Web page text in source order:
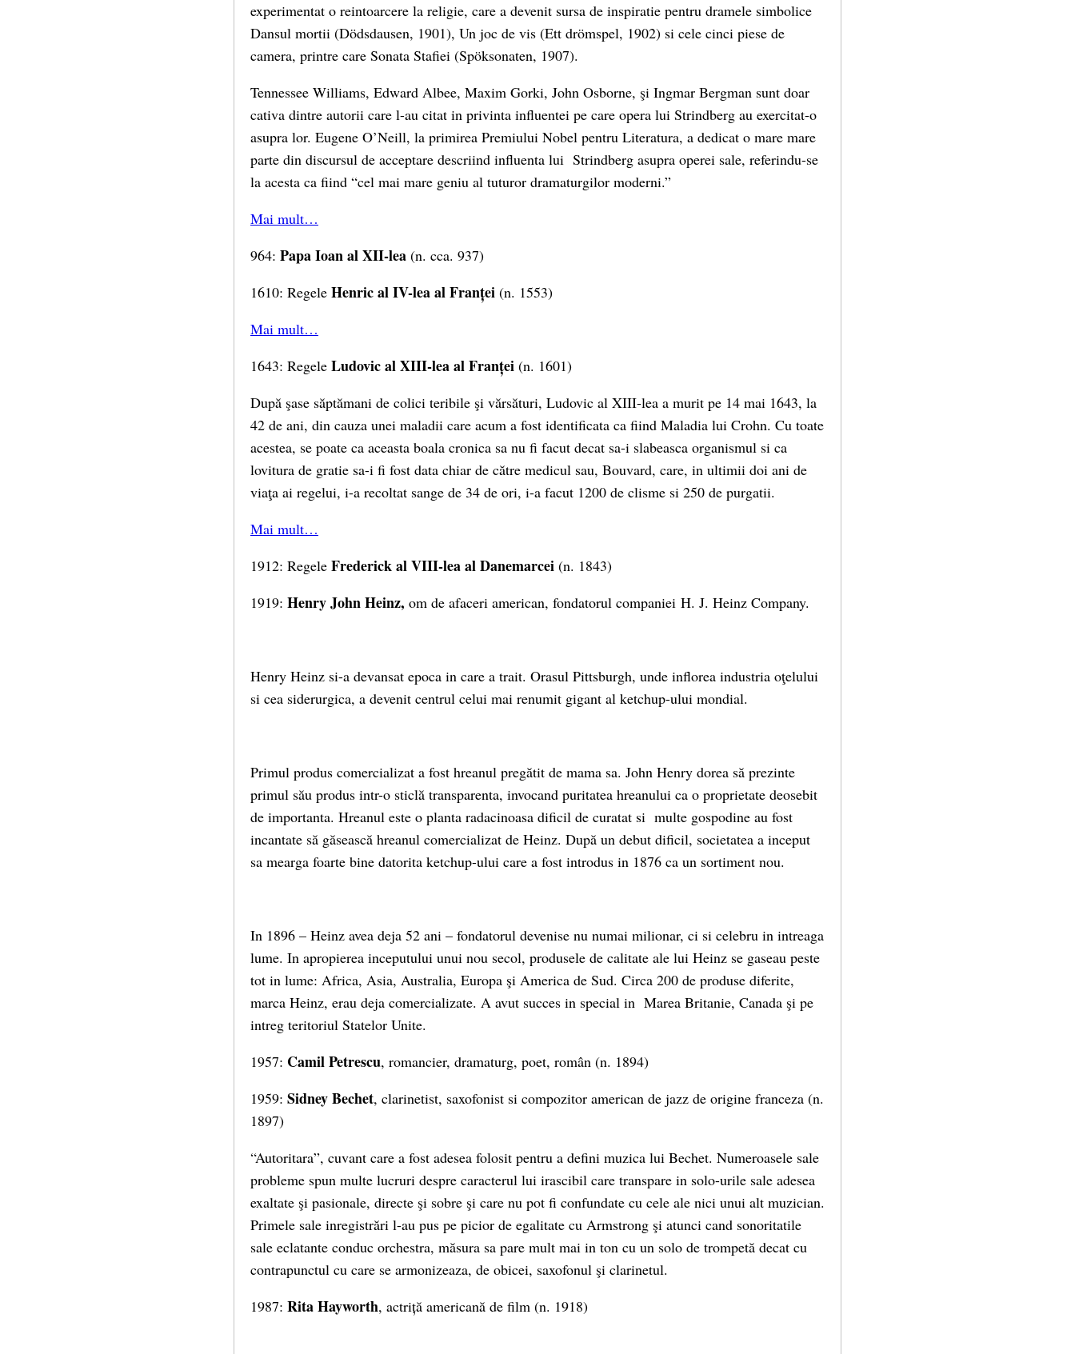
experimentat o reintoarcere la religie, care a devenit sursa de inspiratie pentru dramele simbolice
Dansul mortii (Dödsdausen, 1901), Un joc de vis (Ett drömspel, 1902) si cele cinci piese de
camera, printre care Sonata Stafiei (Spöksonaten, 1907).
Tennessee Williams, Edward Albee, Maxim Gorki, John Osborne, şi Ingmar Bergman sunt doar
cativa dintre autorii care l-au citat in privinta influentei pe care opera lui Strindberg au exercitat-o
asupra lor. Eugene O’Neill, la primirea Premiului Nobel pentru Literatura, a dedicat o mare mare
parte din discursul de acceptare descriind influenta lui Strindberg asupra operei sale, referindu-se
la acesta ca fiind “cel mai mare geniu al tuturor dramaturgilor moderni.”
Mai mult…
964: Papa Ioan al XII-lea (n. cca. 937)
1610: Regele Henric al IV-lea al Franței (n. 1553)
Mai mult…
1643: Regele Ludovic al XIII-lea al Franței (n. 1601)
După şase săptămani de colici teribile şi vărsături, Ludovic al XIII-lea a murit pe 14 mai 1643, la
42 de ani, din cauza unei maladii care acum a fost identificata ca fiind Maladia lui Crohn. Cu toate
acestea, se poate ca aceasta boala cronica sa nu fi facut decat sa-i slabeasca organismul si ca
lovitura de gratie sa-i fi fost data chiar de către medicul sau, Bouvard, care, in ultimii doi ani de
viaţa ai regelui, i-a recoltat sange de 34 de ori, i-a facut 1200 de clisme si 250 de purgatii.
Mai mult…
1912: Regele Frederick al VIII-lea al Danemarcei (n. 1843)
1919: Henry John Heinz, om de afaceri american, fondatorul companiei H. J. Heinz Company.
Henry Heinz si-a devansat epoca in care a trait. Orasul Pittsburgh, unde inflorea industria oţelului
si cea siderurgica, a devenit centrul celui mai renumit gigant al ketchup-ului mondial.
Primul produs comercializat a fost hreanul pregătit de mama sa. John Henry dorea să prezinte
primul său produs intr-o sticlă transparenta, invocand puritatea hreanului ca o proprietate deosebit
de importanta. Hreanul este o planta radacinoasa dificil de curatat si multe gospodine au fost
incantate să găsească hreanul comercializat de Heinz. După un debut dificil, societatea a inceput
sa mearga foarte bine datorita ketchup-ului care a fost introdus in 1876 ca un sortiment nou.
In 1896 – Heinz avea deja 52 ani – fondatorul devenise nu numai milionar, ci si celebru in intreaga
lume. In apropierea inceputului unui nou secol, produsele de calitate ale lui Heinz se gaseau peste
tot in lume: Africa, Asia, Australia, Europa şi America de Sud. Circa 200 de produse diferite,
marca Heinz, erau deja comercializate. A avut succes in special in Marea Britanie, Canada şi pe
intreg teritoriul Statelor Unite.
1957: Camil Petrescu, romancier, dramaturg, poet, român (n. 1894)
1959: Sidney Bechet, clarinetist, saxofonist si compozitor american de jazz de origine franceza (n.
1897)
“Autoritara”, cuvant care a fost adesea folosit pentru a defini muzica lui Bechet. Numeroasele sale
probleme spun multe lucruri despre caracterul lui irascibil care transpare in solo-urile sale adesea
exaltate şi pasionale, directe şi sobre şi care nu pot fi confundate cu cele ale nici unui alt muzician.
Primele sale inregistrări l-au pus pe picior de egalitate cu Armstrong şi atunci cand sonoritatile
sale eclatante conduc orchestra, măsura sa pare mult mai in ton cu un solo de trompetă decat cu
contrapunctul cu care se armonizeaza, de obicei, saxofonul şi clarinetul.
1987: Rita Hayworth, actriță americană de film (n. 1918)